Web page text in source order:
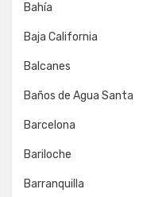
Bahía
Baja California
Balcanes
Baños de Agua Santa
Barcelona
Bariloche
Barranquilla